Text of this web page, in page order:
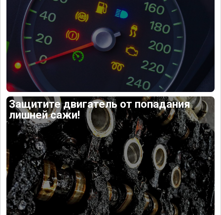
Защитите двигатель от попадания
лишней сажи!